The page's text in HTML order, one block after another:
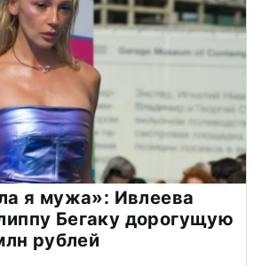
я мужа»: Ивлеева
Бегаку дорогущую
рублей